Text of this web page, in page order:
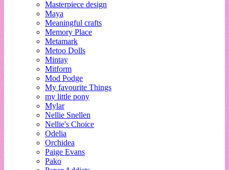
Masterpiece design
Maya
Meaningful crafts
Memory Place
Metamark
Metoo Dolls
Mintay
Mitform
Mod Podge
My favourite Things
my little pony
Mylar
Nellie Snellen
Nellie's Choice
Odelia
Orchidea
Paige Evans
Pako